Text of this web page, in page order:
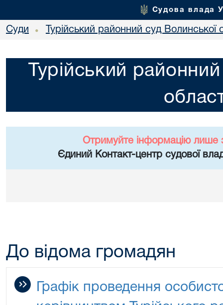
Судова влада
Суди • Турійський районний суд Волинської
Турійський
Отримуйте інформацію лише
Єдиний Контакт-центр судової
До відома громадян
Графік проведення